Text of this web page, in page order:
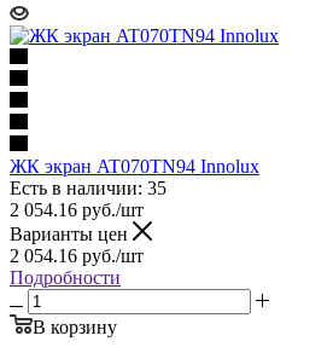
ЖК экран AT070TN94 Innolux
Есть в наличии: 35
2 054.16 руб./шт
Варианты цен
2 054.16 руб./шт
Подробности
В корзину